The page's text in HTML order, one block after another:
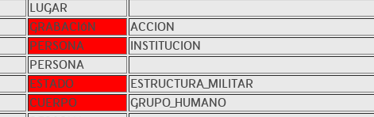
LUGAR
GRABACIóN
ACCION
PERSONA
INSTITUCION
PERSONA
ESTADO
ESTRUCTURA_MILITAR
CUERPO
GRUPO_HUMANO